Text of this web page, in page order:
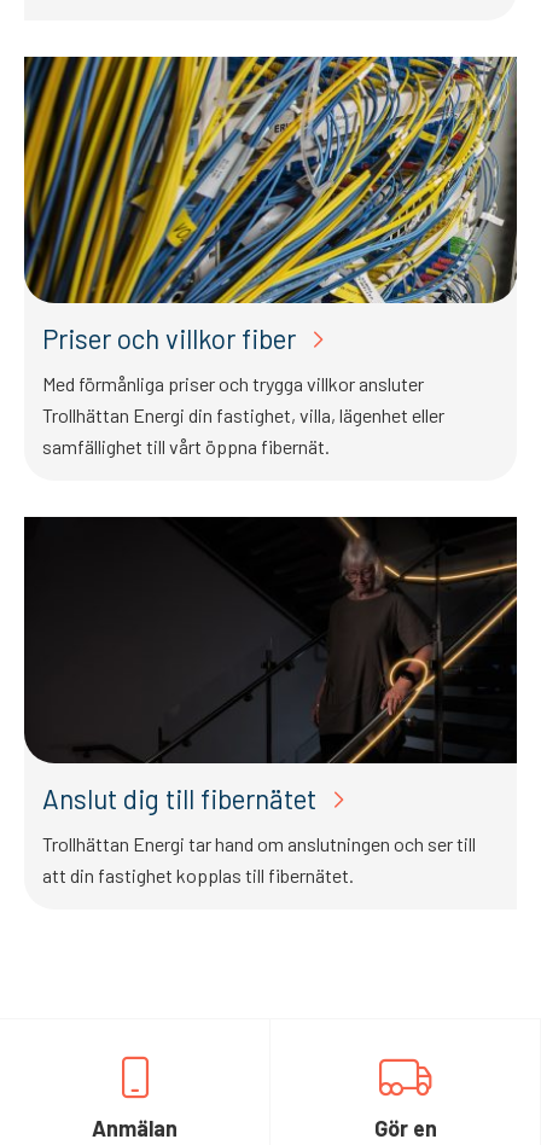
Priser och villkor fiber
Med förmånliga priser och trygga villkor ansluter
Trollhättan Energi din fastighet, villa, lägenhet eller
samfällighet till vårt öppna fibernät.
Anslut dig till fibernätet
Trollhättan Energi tar hand om anslutningen och ser till
att din fastighet kopplas till fibernätet.
Anmälan
Gör en